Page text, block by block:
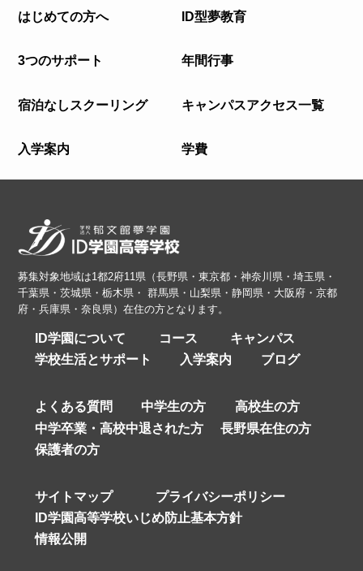
はじめての方へ ID型夢教育
3つのサポート 年間行事
宿泊なしスクーリング キャンパスアクセス一覧
入学案内 学費
募集対象地域は1都2府11県（長野県・東京都・神奈川県・埼玉県・
千葉県・茨城県・栃木県・ 群馬県・山梨県・静岡県・大阪府・京都
府・兵庫県・奈良県）在住の方となります。
ID学園について コース
キャンパス
学校生活とサポート
入学案内 ブログ
よくある質問 中学生の方
高校生の方
中学卒業・高校中退された方
長野県在住の方
保護者の方
サイトマップ
プライバシーポリシー
ID学園高等学校いじめ防止基本方針
情報公開